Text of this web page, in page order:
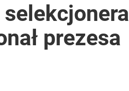
prezesa